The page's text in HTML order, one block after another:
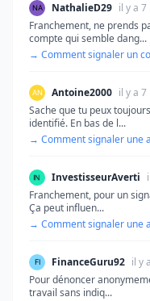
NathalieD29 il y a 7
Franchement, ne prends
compte qui semble dang...
→ Comment signaler un
Antoine2000 il y a 7
Sache que tu peux
identifié. En bas de l...
→ Comment signaler une
InvestisseurAverti
Franchement, pour un
Ça peut influen...
→ Comment signaler une
FinanceGuru92 il y
Pour dénoncer
travail sans indiq...